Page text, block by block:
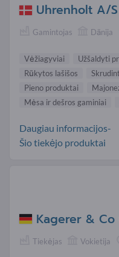
Uhrenholt A/S
Gamintojas Dānija
Vėžiagyviai Užšaldyti
Rūkytos lašišos
Pieno produktai
Mėsa ir dešros gaminiai
Daugiau informacijos-
Šio tiekėjo produktai
Kagerer & Co
Tiekėjas Vokietija